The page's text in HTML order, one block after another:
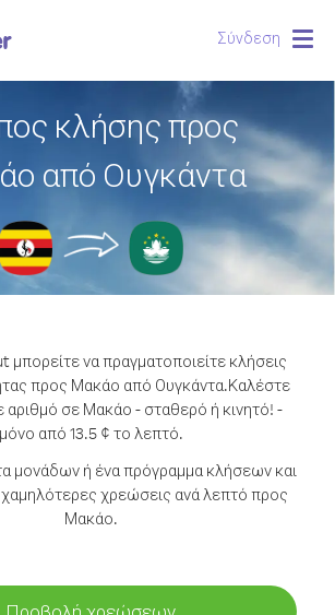
Σύνδεση
κλήσης προς
από Ουγκάντα
μπορείτε να πραγματοποιείτε κλήσεις
προς Μακάο από Ουγκάντα.Καλέστε
αριθμό σε Μακάο - σταθερό ή κινητό! -
μόνο από 13.5 ¢ το λεπτό.
μονάδων ή ένα πρόγραμμα κλήσεων και
χαμηλότερες χρεώσεις ανά λεπτό προς
Μακάο.